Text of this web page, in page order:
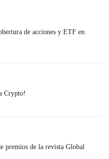
de acciones y ETF en
Crypto!
premios de la revista Global